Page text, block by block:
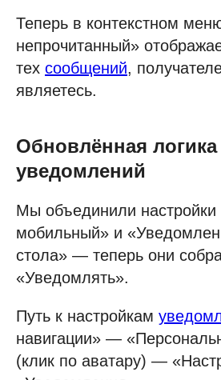
Теперь в контекстном
непрочитанный»
тех сообщений,
являетесь.
Обновлённая логика
уведомлений
Мы объединили
мобильный» и
стола» — теперь они
«Уведомлять».
Путь к настройкам
навигации» —
(клик по аватару) —